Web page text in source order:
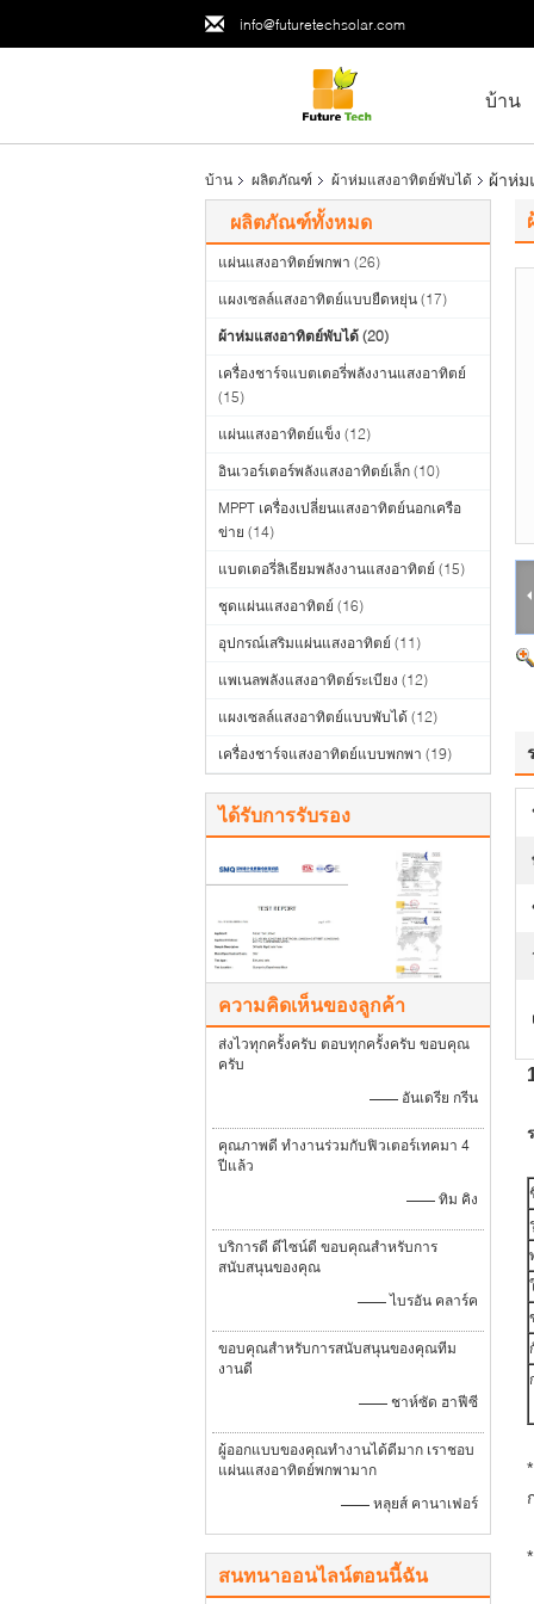
info@futuretechsolar.com
บ้าน
บ้าน ผลิตภัณฑ์ ผ้าห่มแสงอาทิตย์พับได้ ผ้าห่ม
ผลิตภัณฑ์ทั้งหมด
แผ่นแสงอาทิตย์พกพา (26)
แผงเซลล์แสงอาทิตย์แบบยืดหยุ่น (17)
ผ้าห่มแสงอาทิตย์พับได้ (20)
เครื่องชาร์จแบตเตอรี่พลังงานแสงอาทิตย์
(15)
แผ่นแสงอาทิตย์แข็ง (12)
อินเวอร์เตอร์พลังแสงอาทิตย์เล็ก (10)
MPPT เครื่องเปลี่ยนแสงอาทิตย์นอกเครือ
ข่าย (14)
แบตเตอรี่ลิเธียมพลังงานแสงอาทิตย์ (15)
ชุดแผ่นแสงอาทิตย์ (16)
อุปกรณ์เสริมแผ่นแสงอาทิตย์ (11)
แพเนลพลังแสงอาทิตย์ระเบียง (12)
แผงเซลล์แสงอาทิตย์แบบพับได้ (12)
เครื่องชาร์จแสงอาทิตย์แบบพกพา (19)
ได้รับการรับรอง
ความคิดเห็นของลูกค้า
ส่งไวทุกครั้งครับ ตอบทุกครั้งครับ ขอบคุณ
ครับ
—— อันเดรีย กรีน
คุณภาพดี ทํางานร่วมกับฟิวเตอร์เทคมา 4
ปีแล้ว
—— ทิม คิง
บริการดี ดีไซน์ดี ขอบคุณสําหรับการ
สนับสนุนของคุณ
—— ไบรอัน คลาร์ค
ขอบคุณสําหรับการสนับสนุนของคุณทีม
งานดี
—— ชาห์ซัด ฮาฟีซี
ผู้ออกแบบของคุณทํางานได้ดีมาก เราชอบ
แผ่นแสงอาทิตย์พกพามาก
—— หลุยส์ คานาเฟอร์
สนทนาออนไลน์ตอนนี้ฉัน